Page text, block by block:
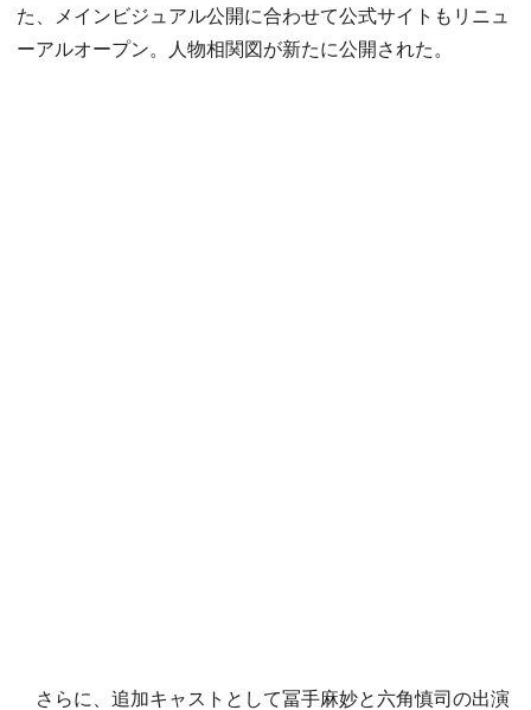
た、メインビジュアル公開に合わせて公式サイトもリニュ
ーアルオープン。人物相関図が新たに公開された。
さらに、追加キャストとして冨手麻妙と六角慎司の出演